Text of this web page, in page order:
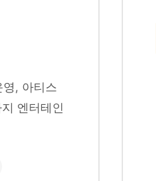
, 아티스
엔터테인